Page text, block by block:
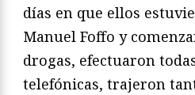
días en que ellos
Manuel Foffo y
drogas, efectuaron
telefónicas, trajeron